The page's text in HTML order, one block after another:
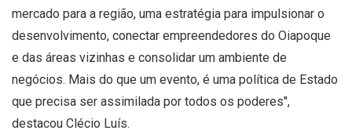
mercado para a região, uma estratégia para impulsionar o
desenvolvimento, conectar empreendedores do Oiapoque
e das áreas vizinhas e consolidar um ambiente de
negócios. Mais do que um evento, é uma política de Estado
que precisa ser assimilada por todos os poderes",
destacou Clécio Luís.